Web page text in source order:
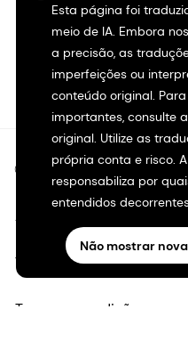
Esta página foi
meio de IA. Embora
a precisão, as
imperfeições ou
conteúdo original.
importantes, consulte
original. Utilize as
própria conta e risco.
responsabiliza por
entendidos
Não mostrar
©2026 dsm-firmenich.
Aviso de privacidade
Termos de uso
Termos e condições